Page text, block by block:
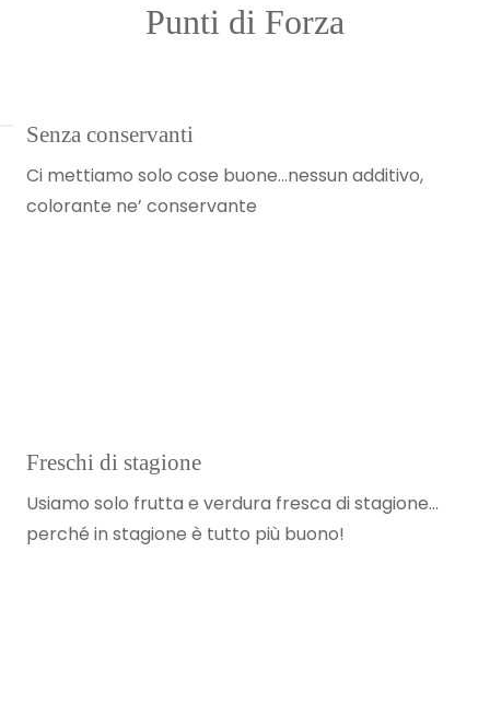
Punti di Forza
Senza conservanti
Ci mettiamo solo cose buone…nessun additivo,
colorante ne’ conservante
Freschi di stagione
Usiamo solo frutta e verdura fresca di stagione…
perché in stagione è tutto più buono!